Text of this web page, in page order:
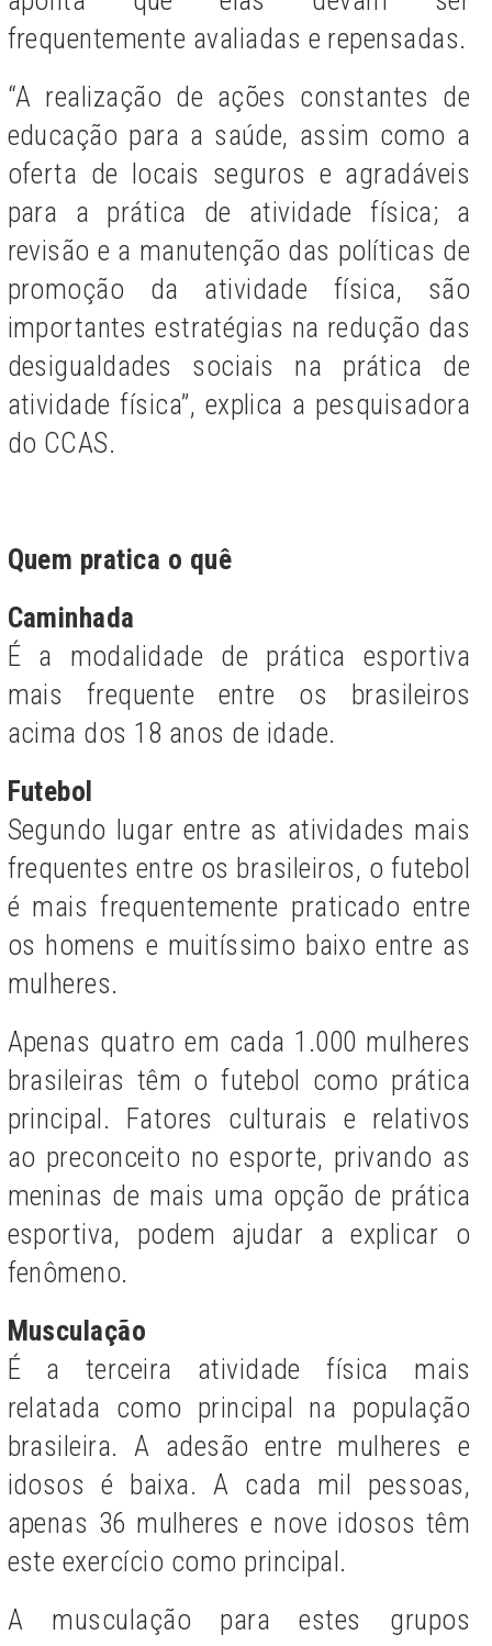
frequentemente avaliadas e repensadas.
“A realização de ações constantes de
educação para a saúde, assim como a
oferta de locais seguros e agradáveis
para a prática de atividade física; a
revisão e a manutenção das políticas de
promoção da atividade física, são
importantes estratégias na redução das
desigualdades sociais na prática de
atividade física”, explica a pesquisadora
do CCAS.
Quem pratica o quê
Caminhada
É a modalidade de prática esportiva
mais frequente entre os brasileiros
acima dos 18 anos de idade.
Futebol
Segundo lugar entre as atividades mais
frequentes entre os brasileiros, o futebol
é mais frequentemente praticado entre
os homens e muitíssimo baixo entre as
mulheres.
Apenas quatro em cada 1.000 mulheres
brasileiras têm o futebol como prática
principal. Fatores culturais e relativos
ao preconceito no esporte, privando as
meninas de mais uma opção de prática
esportiva, podem ajudar a explicar o
fenômeno.
Musculação
É a terceira atividade física mais
relatada como principal na população
brasileira. A adesão entre mulheres e
idosos é baixa. A cada mil pessoas,
apenas 36 mulheres e nove idosos têm
este exercício como principal.
A musculação para estes grupos